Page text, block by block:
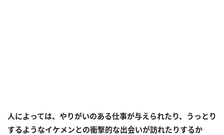
人によっては、やりがいのある仕事が与えられたり、うっとり
するようなイケメンとの衝撃的な出会いが訪れたりするか